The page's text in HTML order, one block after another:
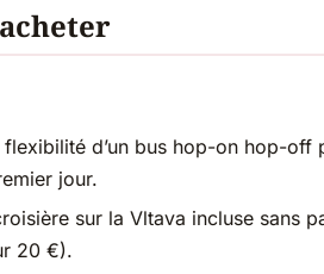
d’un bus hop-on hop-off
jour.
sur la Vltava incluse sans
20 €).